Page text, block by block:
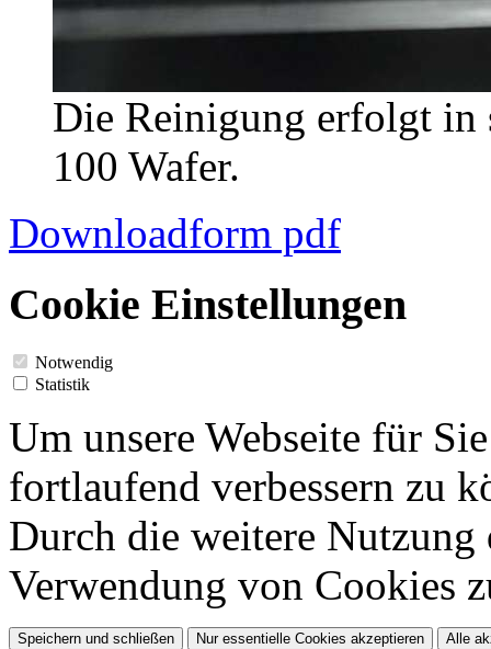
Die Reinigung erfolgt in
100 Wafer.
Downloadform pdf
Cookie Einstellungen
Notwendig
Statistik
Um unsere Webseite für
fortlaufend verbessern zu
Durch die weitere Nutzung
Verwendung von Cookies
Speichern und schließen Nur essentielle Cookies akzeptieren Alle